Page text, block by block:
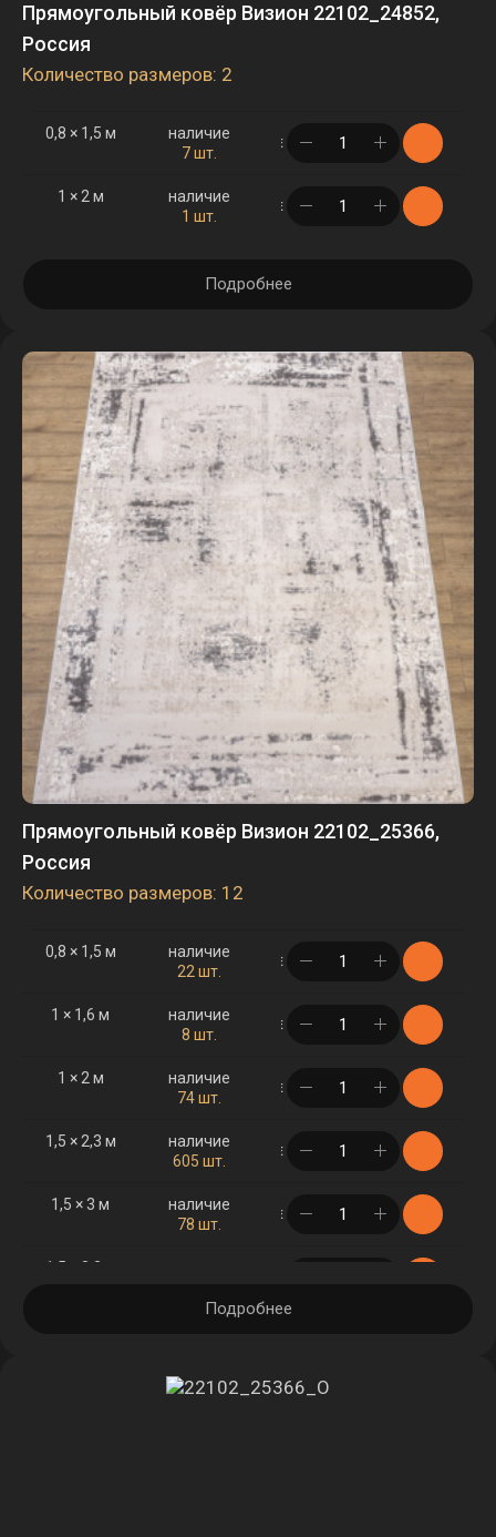
Прямоугольный ковёр Визион 22102_24852,
Россия
Количество размеров: 2
0,8 × 1,5 м
наличие
7 шт.
в корзине
1 × 2 м
наличие
1 шт.
в корзине
Подробнее
Прямоугольный ковёр Визион 22102_25366,
Россия
Количество размеров: 12
0,8 × 1,5 м
наличие
22 шт.
в корзине
1 × 1,6 м
наличие
8 шт.
в корзине
1 × 2 м
наличие
74 шт.
в корзине
1,5 × 2,3 м
наличие
605 шт.
в корзине
1,5 × 3 м
наличие
78 шт.
в корзине
1,5 × 3,2 м
наличие
Подробнее